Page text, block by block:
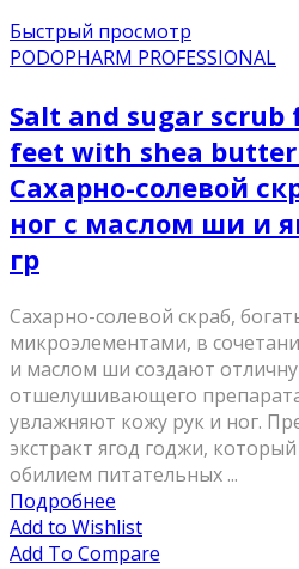
Быстрый просмотр
PODOPHARM PROFESSIONAL
Salt and sugar scrub
feet with shea butter
Сахарно-солевой
ног с маслом ши и
гр
Сахарно-солевой скраб,
микроэлементами, в
и маслом ши создают
отшелушивающего
увлажняют кожу рук и ног.
экстракт ягод годжи,
обилием питательных ...
Подробнее
Add to Wishlist
Add To Compare